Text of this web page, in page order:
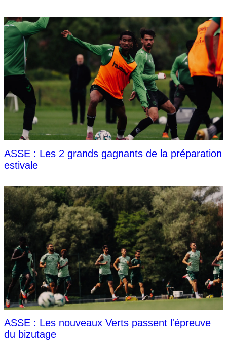
ASSE : Les 2 grands gagnants de la préparation
estivale
ASSE : Les nouveaux Verts passent l'épreuve
du bizutage